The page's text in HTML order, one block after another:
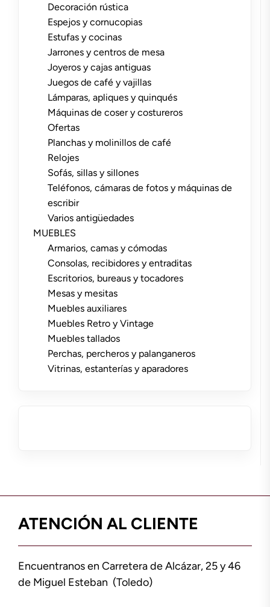
Decoración rústica
Espejos y cornucopias
Estufas y cocinas
Jarrones y centros de mesa
Joyeros y cajas antiguas
Juegos de café y vajillas
Lámparas, apliques y quinqués
Máquinas de coser y costureros
Ofertas
Planchas y molinillos de café
Relojes
Sofás, sillas y sillones
Teléfonos, cámaras de fotos y máquinas de
escribir
Varios antigüedades
MUEBLES
Armarios, camas y cómodas
Consolas, recibidores y entraditas
Escritorios, bureaus y tocadores
Mesas y mesitas
Muebles auxiliares
Muebles Retro y Vintage
Muebles tallados
Perchas, percheros y palanganeros
Vitrinas, estanterías y aparadores
ATENCIÓN AL CLIENTE
Encuentranos en Carretera de Alcázar, 25 y 46
de Miguel Esteban (Toledo)